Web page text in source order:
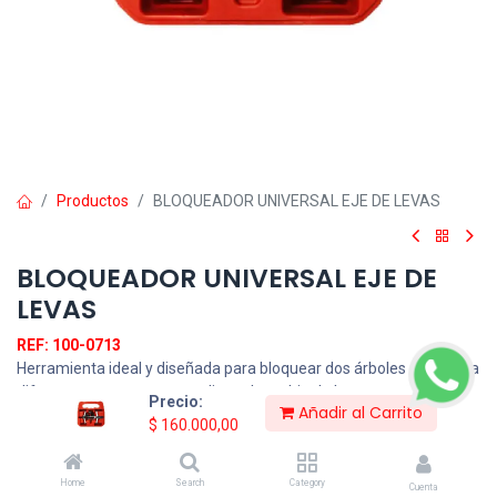
Precio:
$ 160.000,00
Añadir al Carrito
Home Search Category Cuenta
Productos BLOQUEADOR UNIVERSAL EJE DE LEVAS
BLOQUEADOR UNIVERSAL EJE DE
LEVAS
REF: 100-0713
Herramienta ideal y diseñada para bloquear dos árboles de levas a
diferentes marcas para realizar el cambio de la correa cuando el
tiempo de vida de la misma haya agotado y se deba sustituir y
solo necesita una sola persona para la operación así puede
ahorrar tiempo y dar eficiencia de trabajo en su taller.